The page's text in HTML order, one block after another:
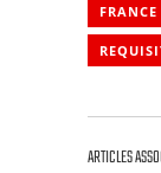
FRANCE
ARTICLES